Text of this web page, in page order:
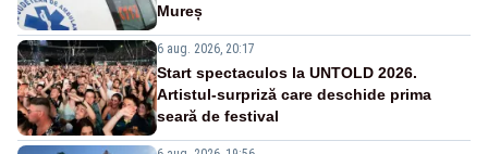
Mureș
6 aug. 2026, 20:17
Start spectaculos la UNTOLD 2026.
Artistul-surpriză care deschide prima
seară de festival